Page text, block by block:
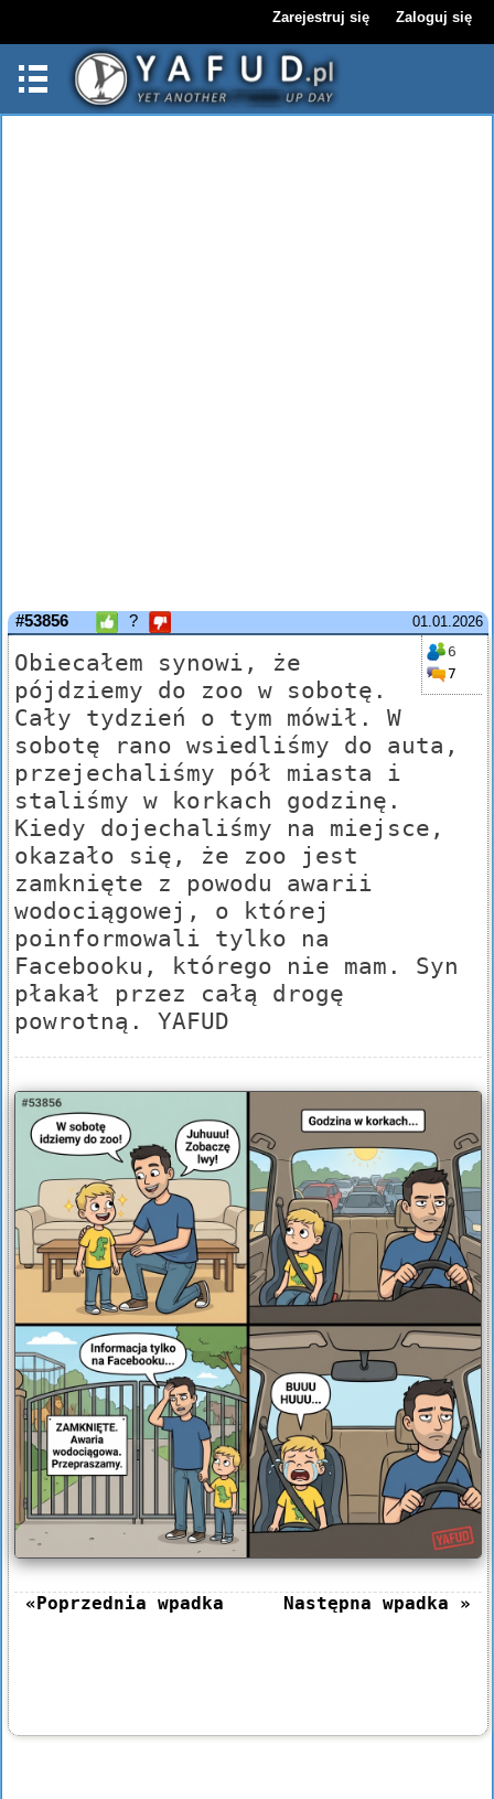
Zarejestruj się Zaloguj się
01.01.2026
#53856 ?
6
7
Obiecałem synowi, że
pójdziemy do zoo w sobotę.
Cały tydzień o tym mówił. W
sobotę rano wsiedliśmy do auta,
przejechaliśmy pół miasta i
staliśmy w korkach godzinę.
Kiedy dojechaliśmy na miejsce,
okazało się, że zoo jest
zamknięte z powodu awarii
wodociągowej, o której
poinformowali tylko na
Facebooku, którego nie mam. Syn
płakał przez całą drogę
powrotną. YAFUD
«Poprzednia wpadka Następna wpadka »